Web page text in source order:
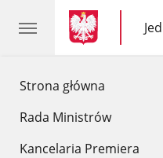
Strona główna
Rada Ministrów
Kancelaria Premiera
gov.pl